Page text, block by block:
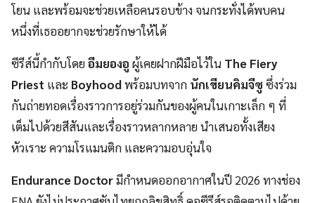
โยน และพร้อมจะช่วยเหลือคนรอบข้าง จนกระทั่งได้พบคน
หนึ่งที่เธออยากจะช่วยรักษาให้ได้
ซีรีส์นี้กำกับโดยอีมยองอู ผู้เคยฝากฝีมือไว้ใน The Fiery
Priest และ Boyhoodพร้อมบทจาก นักเขียนคิมจีซูซึ่งร่วม
กันถ่ายทอดเรื่องราวการอยู่ร่วมกันของผู้คนในเกาะเล็ก ๆ ที่
เต็มไปด้วยสีสันและเรื่องราวหลากหลาย นำเสนอทั้งเสียง
หัวเราะ ความโรแมนติก และความอบอุ่นใจ
Endurance Doctorมีกำหนดออกอากาศในปี 2026 ทางช่อง